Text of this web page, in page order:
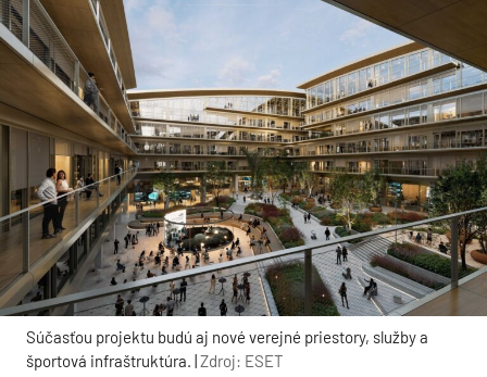
Súčasťou projektu budú aj nové verejné priestory, služby a
športová infraštruktúra. |Zdroj: ESET